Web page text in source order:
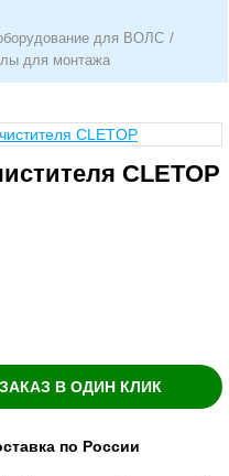
для ВОЛС /
для монтажа
CLETOP
ЗАКАЗ В ОДИН КЛИК
по России